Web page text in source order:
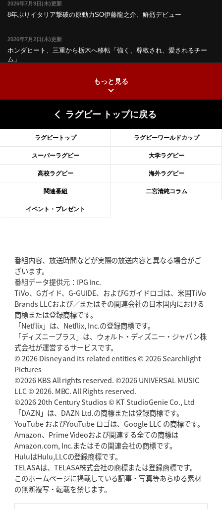
2026年7月9日(木)更新
8年ぶりイタリア撃破の原動力SO伊藤龍之介、鮮烈デビュー
2026年7月2日(木)更新
ホンダヒート、三重から栃木へ移転「強く、尊敬され、愛されるチー
ム」
2026年6月18日(木)更新
滑川剛人レフリー、早過ぎる引退「27年W杯の主審、遠のいた夢」
2026年6月11日(木)更新
神戸、リーグワン初優勝の道のりデイブ・レニーHCの功績と財産
2026年6月4日(木)更新
“泣き虫先生”こと山口良治氏死去「信は力なり」骨太の教育方針
2026年5月21日(木)更新
狭山RG、ライチェル海遥スタッフ入り
ッション
2026年5月14日(木)更新
神戸、1位通過の立役者レタリック
「悲運の闘将」宮地克実氏死去 熱血指導で埼玉WKの基礎築く
2026年4月30日(木)更新
BR東京、「ユニバーサルデー」の意義「特別からノーマルへ」が最終
ゴール
2026年4月23日(木)更新
元代表ラピース、今季限りで引退「クボタは10年いた自分のホーム」
2026年4月16日(木)更新
BL東京「強化拠点」を「共有財産」に新クラブハウスは「皆に開かれ
た空間」
2026年4月9日(木)更新
もっと見る
ラグビー トップに戻る
ラグビートップ ラグビーワールドカップ
スーパーラグビー 大学ラグビー
高校ラグビー 海外ラグビー
関連番組 二宮清純コラム
イベント・プレゼント
番組内容、放送時間などが実際の放送内容と異なる場合がご
ざいます。
番組データ提供元：IPG Inc.
TiVo、Gガイド、G-GUIDE、およびGガイドロゴは、米国TiVo
Brands LLCおよび／またはその関連会社の日本国内における
商標または登録商標です。
「Netflix」は、Netflix, Inc.の登録商標です。
「ディズニープラス」は、ウォルト・ディズニー・ジャパン株
式会社が運営するサービスです。
© 2026 Disney and its related entities © 2026 Searchlight
Pictures
©2026 KBS All rights reserved. ©2026 UNIVERSAL MUSIC
LLC © 2026. MBC. All Rights reserved.
©2026 20th Century Studios © KT StudioGenie Co., Ltd
「DAZN」は、DAZN Ltd.の商標または登録商標です。
YouTube およびYouTube ロゴは、Google LLC の商標です。
Amazon、Prime Videoおよび関連する全ての商標は
Amazon.com, Inc.またはその関連会社の商標です。
HuluはHulu,LLCの登録商標です。
TELASAは、TELASA株式会社の商標または登録商標です。
このホームページに掲載している記事・写真等あらゆる素材
の無断複写・転載を禁じます。